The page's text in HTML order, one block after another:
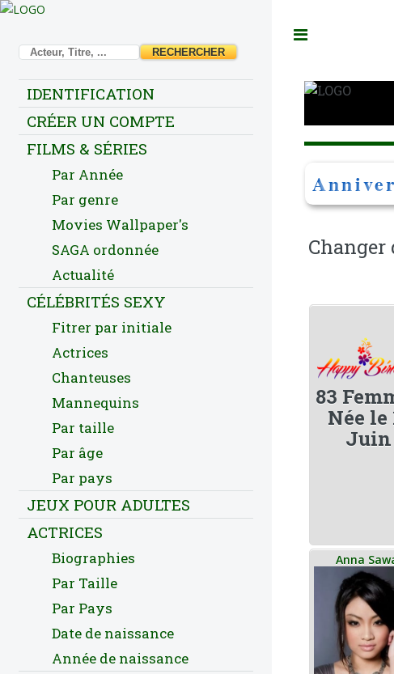
Changer
83
Née le
Juin
Anna
IDENTIFICATION
CRÉER UN COMPTE
FILMS & SÉRIES
Par Année
Par genre
Movies Wallpaper's
SAGA ordonnée
Actualité
CÉLÉBRITÉS SEXY
Fitrer par initiale
Actrices
Chanteuses
Mannequins
Par taille
Par âge
Par pays
JEUX POUR ADULTES
ACTRICES
Biographies
Par Taille
Par Pays
Date de naissance
Année de naissance